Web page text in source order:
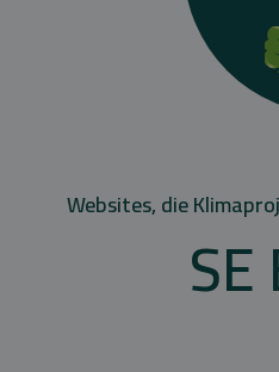
Websites, die